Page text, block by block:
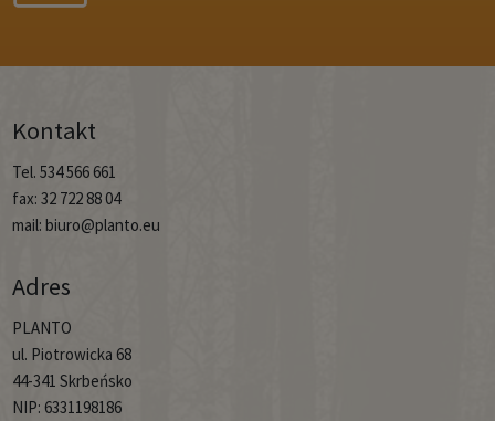
Kontakt
Tel. 534 566 661
fax: 32 722 88 04
mail: biuro@planto.eu
Adres
PLANTO
ul. Piotrowicka 68
44-341 Skrbeńsko
NIP: 6331198186